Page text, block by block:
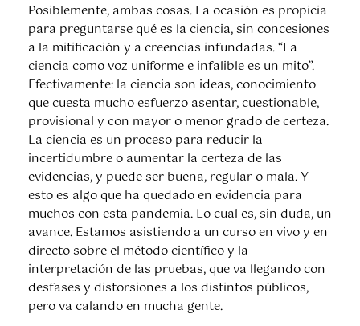
Posiblemente, ambas cosas. La ocasión es propicia
para preguntarse qué es la ciencia, sin concesiones
a la mitificación y a creencias infundadas. “La
ciencia como voz uniforme e infalible es un mito”.
Efectivamente: la ciencia son ideas, conocimiento
que cuesta mucho esfuerzo asentar, cuestionable,
provisional y con mayor o menor grado de certeza.
La ciencia es un proceso para reducir la
incertidumbre o aumentar la certeza de las
evidencias, y puede ser buena, regular o mala. Y
esto es algo que ha quedado en evidencia para
muchos con esta pandemia. Lo cual es, sin duda, un
avance. Estamos asistiendo a un curso en vivo y en
directo sobre el método científico y la
interpretación de las pruebas, que va llegando con
desfases y distorsiones a los distintos públicos,
pero va calando en mucha gente.